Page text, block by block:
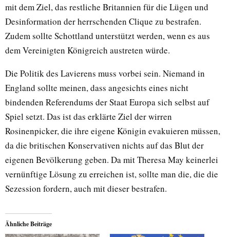
mit dem Ziel, das restliche Britannien für die Lügen und
Desinformation der herrschenden Clique zu bestrafen.
Zudem sollte Schottland unterstützt werden, wenn es aus
dem Vereinigten Königreich austreten würde.
Die Politik des Lavierens muss vorbei sein. Niemand in
England sollte meinen, dass angesichts eines nicht
bindenden Referendums der Staat Europa sich selbst auf
Spiel setzt. Das ist das erklärte Ziel der wirren
Rosinenpicker, die ihre eigene Königin evakuieren müssen,
da die britischen Konservativen nichts auf das Blut der
eigenen Bevölkerung geben. Da mit Theresa May keinerlei
vernünftige Lösung zu erreichen ist, sollte man die, die die
Sezession fordern, auch mit dieser bestrafen.
Ähnliche Beiträge